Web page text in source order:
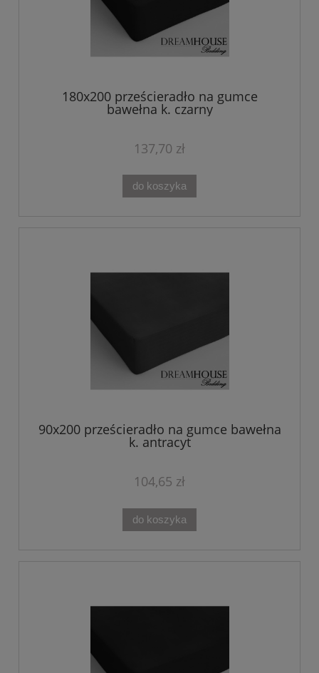
180x200 prześcieradło na gumce
bawełna k. czarny
137,70 zł
do koszyka
90x200 prześcieradło na gumce bawełna
k. antracyt
104,65 zł
do koszyka